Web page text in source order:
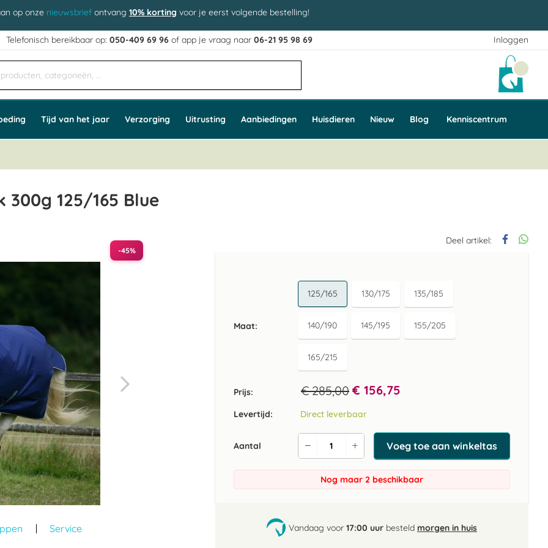
op onze nieuwsbrief ontvang 10% korting voor je eerst volgende bestelling!
Inloggen
Telefonisch bereikbaar op:050-409 69 96 of app je vraag naar06-21 95 98 69
Tijd van het jaar Verzorging Uitrusting Aanbiedingen Huisdieren Nieuw Blog Kenniscentrum
300g 125/165 Blue
Deel artikel:
Maat
125/165 130/175 135/185
140/190 145/195 155/205
165/215
Prijs: € 285,00 € 156,75
Levertijd: Direct leverbaar
Aantal
Verhoog
de
aantal
Verlaag
de
aantal
Voeg toe aan winkeltas
Nog maar 2 beschikbaar
Vandaag voor 17:00 uur besteld morgen in huis
-45%
Service